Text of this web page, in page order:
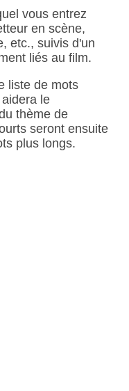
vous entrez
en scène,
etc., suivis d'un
liés au film.
liste de mots
le
thème de
seront ensuite
plus longs.